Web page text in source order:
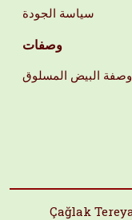
سياسة الجودة
وصفات
وصفة البيض المسلوق